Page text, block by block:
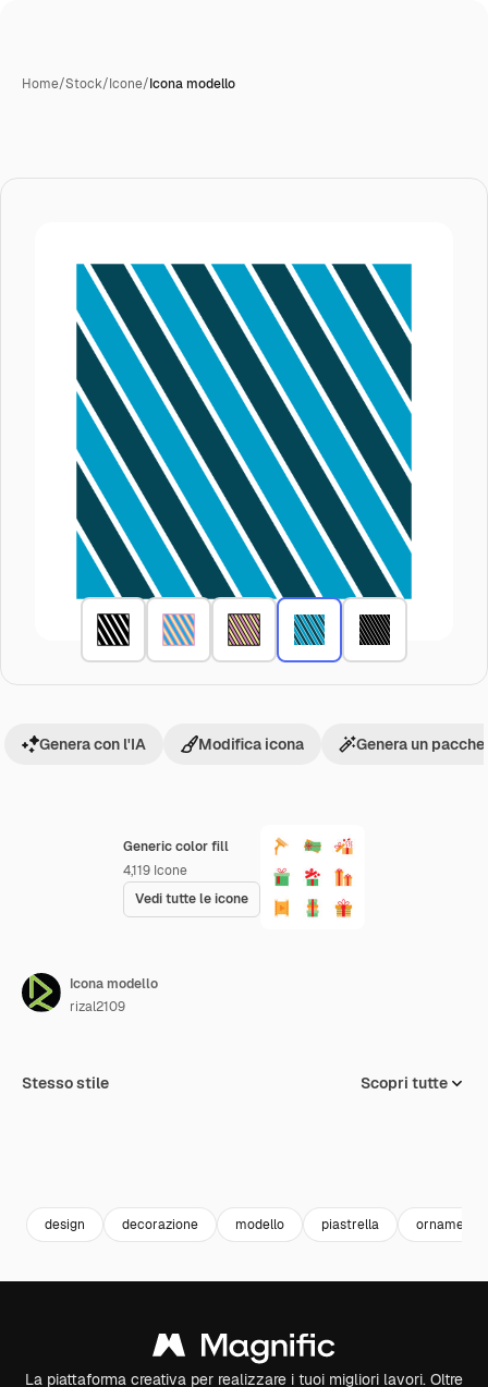
Home/Stock/Icone/Icona modello
Generic color fill
4,119 Icone
Vedi tutte le icone
Genera con l'IA Modifica icona Genera un
Icona modello
rizal2109
Stesso stile Scopri tutte
design decorazione modello piastrella ornamento
La piattaforma creativa per realizzare i tuoi migliori lavori. Oltre